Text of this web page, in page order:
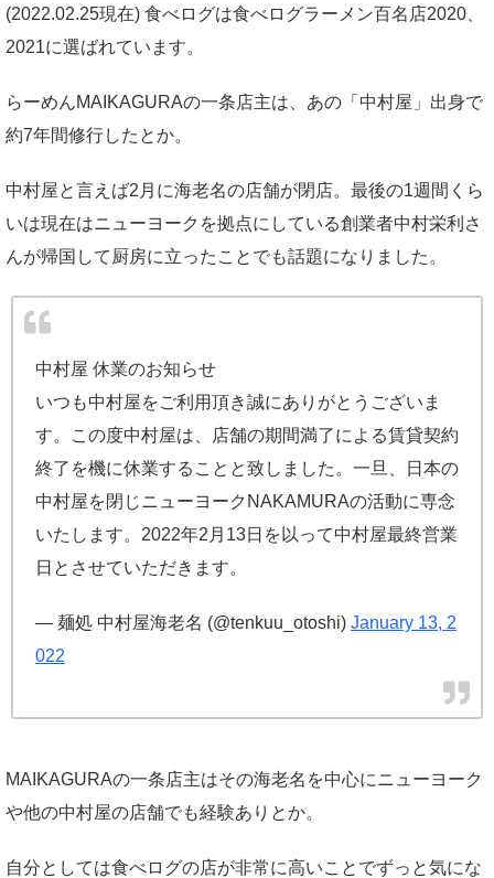
(2022.02.25現在) 食べログは食べログラーメン百名店2020、
2021に選ばれています。
らーめんMAIKAGURAの一条店主は、あの「中村屋」出身で
約7年間修行したとか。
中村屋と言えば2月に海老名の店舗が閉店。最後の1週間くら
いは現在はニューヨークを拠点にしている創業者中村栄利さ
んが帰国して厨房に立ったことでも話題になりました。
中村屋 休業のお知らせ
いつも中村屋をご利用頂き誠にありがとうございま
す。この度中村屋は、店舗の期間満了による賃貸契約
終了を機に休業することと致しました。一旦、日本の
中村屋を閉じニューヨークNAKAMURAの活動に専念
いたします。2022年2月13日を以って中村屋最終営業
日とさせていただきます。
— 麺処 中村屋海老名 (@tenkuu_otoshi) January 13, 2
022
MAIKAGURAの一条店主はその海老名を中心にニューヨーク
や他の中村屋の店舗でも経験ありとか。
自分としては食べログの店が非常に高いことでずっと気にな